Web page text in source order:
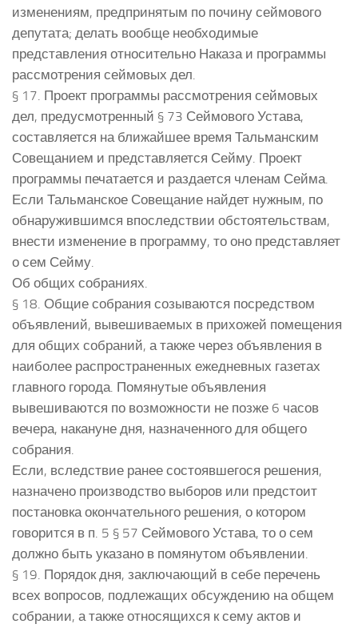
изменениям, предпринятым по почину сеймового
депутата; делать вообще необходимые
представления относительно Наказа и программы
рассмотрения сеймовых дел.
§ 17. Проект программы рассмотрения сеймовых
дел, предусмотренный § 73 Сеймового Устава,
составляется на ближайшее время Тальманским
Совещанием и представляется Сейму. Проект
программы печатается и раздается членам Сейма.
Если Тальманское Совещание найдет нужным, по
обнаружившимся впоследствии обстоятельствам,
внести изменение в программу, то оно представляет
о сем Сейму.
Об общих собраниях.
§ 18. Общие собрания созываются посредством
объявлений, вывешиваемых в прихожей помещения
для общих собраний, а также через объявления в
наиболее распространенных ежедневных газетах
главного города. Помянутые объявления
вывешиваются по возможности не позже 6 часов
вечера, накануне дня, назначенного для общего
собрания.
Если, вследствие ранее состоявшегося решения,
назначено производство выборов или предстоит
постановка окончательного решения, о котором
говорится в п. 5 § 57 Сеймового Устава, то о сем
должно быть указано в помянутом объявлении.
§ 19. Порядок дня, заключающий в себе перечень
всех вопросов, подлежащих обсуждению на общем
собрании, а также относящихся к сему актов и